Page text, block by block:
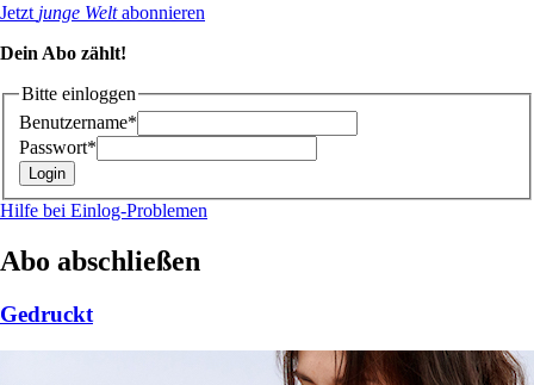
Jetzt junge Weltabonnieren
Dein Abo zählt!
Bitte einloggen
Benutzername*
Passwort*
Hilfe bei Einlog-Problemen
Abo abschließen
Gedruckt